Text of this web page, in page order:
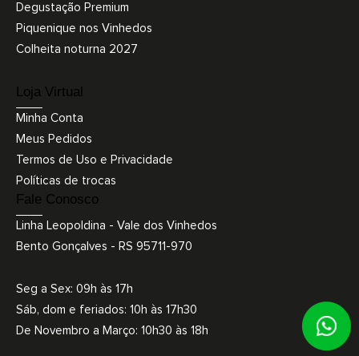
Degustação Premium
Piquenique nos Vinhedos
Colheita noturna 2027
Loja Virtual
Minha Conta
Meus Pedidos
Termos de Uso e Privacidade
Políticas de trocas
Fale Conosco
Linha Leopoldina - Vale dos Vinhedos
Bento Gonçalves - RS 95711-970
Seg a Sex: 09h às 17h
Sáb, dom e feriados: 10h às 17h30
De Novembro a Março: 10h30 às 18h